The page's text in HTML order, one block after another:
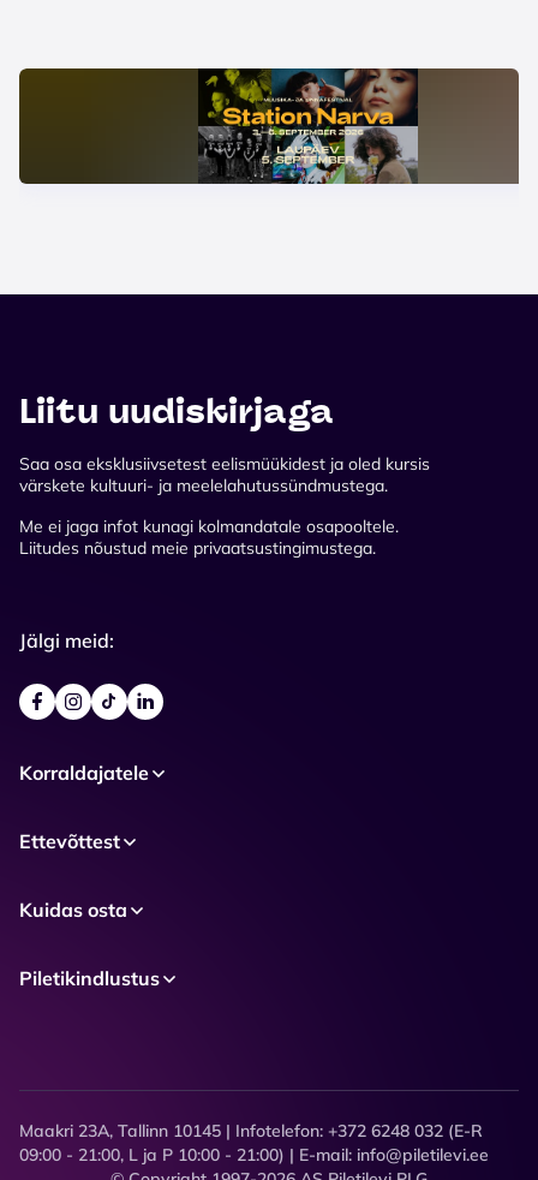
Liitu uudiskirjaga
Saa osa eksklusiivsetest eelismüükidest ja oled kursis
värskete kultuuri- ja meelelahutussündmustega.
Me ei jaga infot kunagi kolmandatale osapooltele.
Liitudes nõustud meie privaatsustingimustega.
Jälgi meid:
Korraldajatele
Ettevõttest
Kuidas osta
Piletikindlustus
Maakri 23A, Tallinn 10145 | Infotelefon: +372 6248 032 (E-R
09:00 - 21:00, L ja P 10:00 - 21:00) | E-mail: info@piletilevi.ee